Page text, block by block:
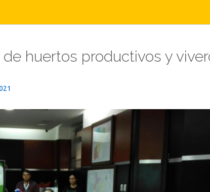
huertos productivos y